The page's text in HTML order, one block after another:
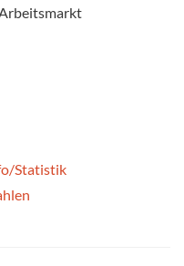
Statistik